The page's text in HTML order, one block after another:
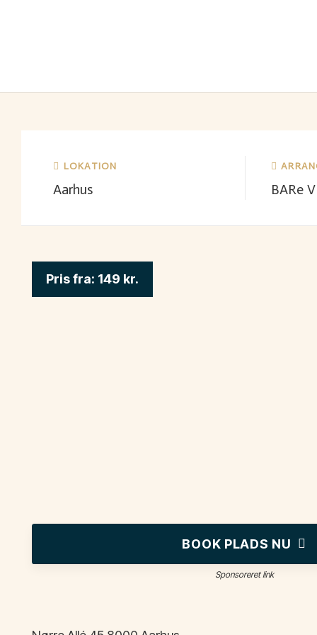
LOKATION
Aarhus BARe
Pris fra: 149 kr.
BOOK PLADS NU
Sponsoreret link